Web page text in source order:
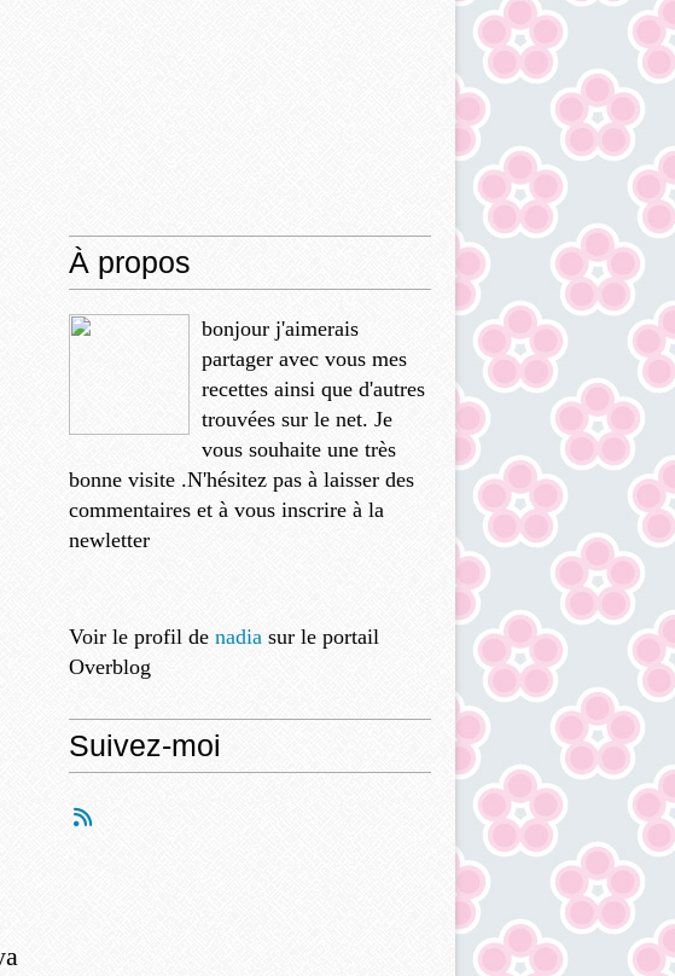
À propos
bonjour j'aimerais
partager avec vous mes
recettes ainsi que d'autres
trouvées sur le net. Je
vous souhaite une très
bonne visite .N'hésitez pas à laisser des
commentaires et à vous inscrire à la
newletter
Voir le profil de nadia sur le portail
Overblog
Suivez-moi